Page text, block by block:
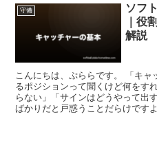
守備
ソフ
｜役
解説
こんにちは、ぷららです。 「キ
るポジションって聞くけど何をす
らない」「サインはどうやって
ばかりだと戸惑うことだらけです